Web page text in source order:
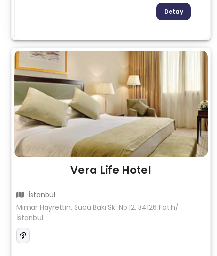
Detay
Vera Life Hotel
İstanbul
Mimar Hayrettin, Sucu Baki Sk. No:12, 34126 Fatih/
İstanbul